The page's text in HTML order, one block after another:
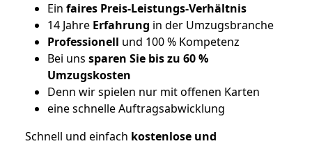
Ein faires Preis-Leistungs-Verhältnis
14 Jahre Erfahrung in der Umzugsbranche
Professionell und 100 % Kompetenz
Bei uns sparen Sie bis zu 60 %
Umzugskosten
Denn wir spielen nur mit offenen Karten
eine schnelle Auftragsabwicklung
Schnell und einfach kostenlose und